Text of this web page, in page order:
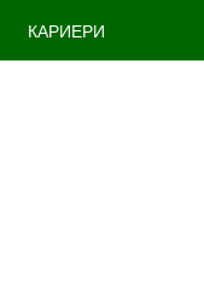
КАРИЕРИ